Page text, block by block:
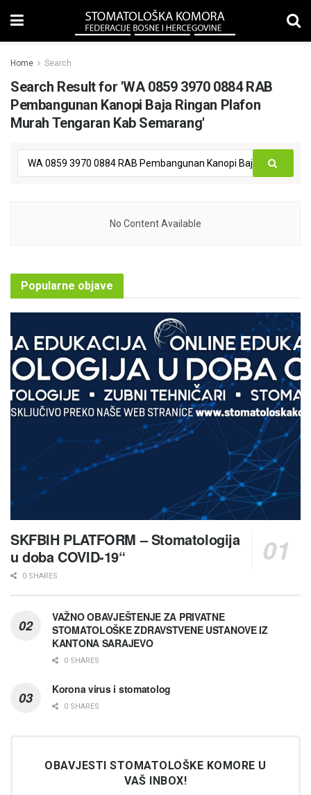
Home Search
Search Result for 'WA 0859 3970 0884 RAB
Pembangunan Kanopi Baja Ringan Plafon
Murah Tengaran Kab Semarang'
No Content Available
Popularne objave
SKFBIH PLATFORM – Stomatologija
u doba COVID-19“
0 SHARES
VAŽNO OBAVJEŠTENJE ZA PRIVATNE
STOMATOLOŠKE ZDRAVSTVENE USTANOVE IZ
KANTONA SARAJEVO
0 SHARES
Korona virus i stomatolog
0 SHARES
OBAVJESTI STOMATOLOŠKE KOMORE U
VAŠ INBOX!